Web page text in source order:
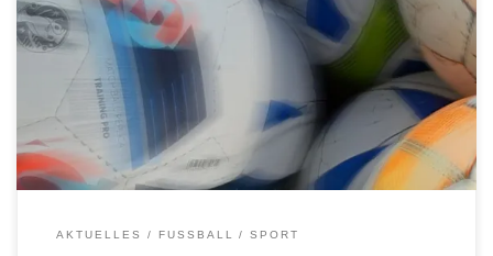
Achtung – neuer Termin:Jetzt immer dienstags um 18.30
Uhr in der TSV-Turnhalle. Das neue Angebot für ältere
Fußballer. Einfach mal hinkommen und ausprobieren …
AKTUELLES FUSSBALL SPORT